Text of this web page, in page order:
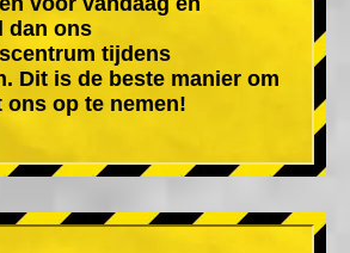
dan ons
tijdens
Dit is de beste manier om
ons op te nemen!